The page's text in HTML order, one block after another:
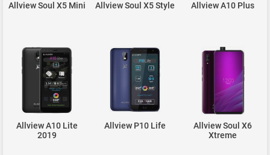
Allview Soul X5 Mini Allview Soul X5 Style Allview A10 Plus
Allview A10 Lite
2019
Allview P10 Life
Allview Soul X6
Xtreme